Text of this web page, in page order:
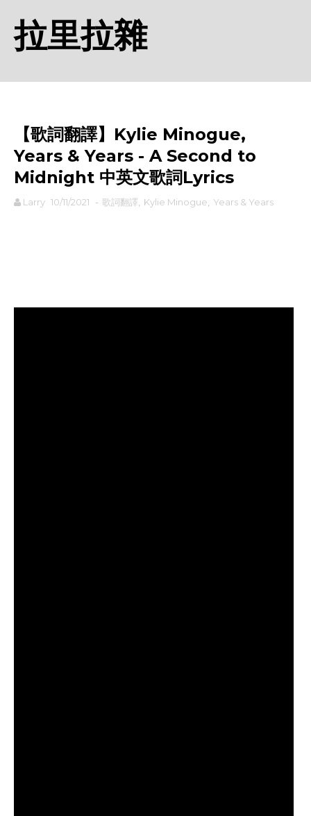
拉里拉雜
【歌詞翻譯】Kylie Minogue,
Years & Years - A Second to
Midnight 中英文歌詞Lyrics
Larry 10/11/2021 - 歌詞翻譯 Kylie Minogue Years & Years